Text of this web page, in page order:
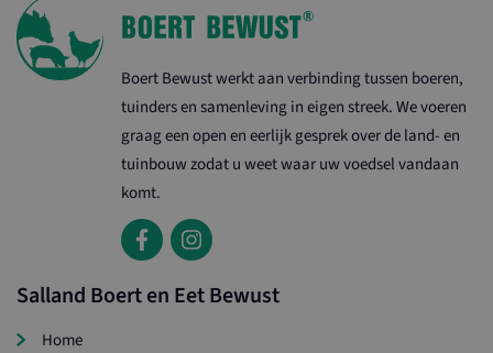
Boert Bewust werkt aan verbinding tussen boeren,
tuinders en samenleving in eigen streek. We voeren
graag een open en eerlijk gesprek over de land- en
tuinbouw zodat u weet waar uw voedsel vandaan
komt.
Salland Boert en Eet Bewust
Home